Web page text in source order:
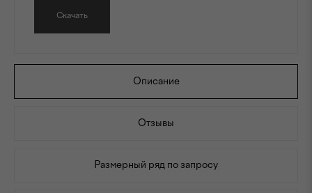
Скачать
Описание
Отзывы
Размерный ряд по запросу